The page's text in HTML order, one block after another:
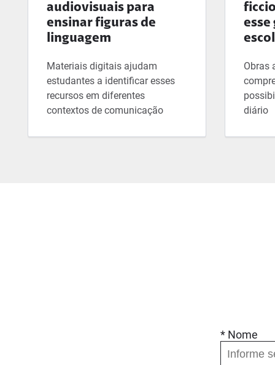
audiovisuais para
ensinar figuras de
linguagem
Materiais digitais ajudam
estudantes a identificar esses
recursos em diferentes
contextos de comunicação
Obras
diário
* Nome